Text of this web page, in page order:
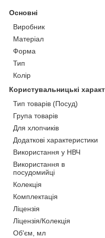
Основні
Виробник
Матеріал
Форма
Тип
Колір
Користувальницькі
Тип товарів (Посуд)
Група товарів
Для хлопчиків
Додаткові характеристики
Використання у НВЧ
Використання в
посудомийці
Колекція
Комплектація
Ліцензія
Ліцензія/Колекція
Об'єм, мл